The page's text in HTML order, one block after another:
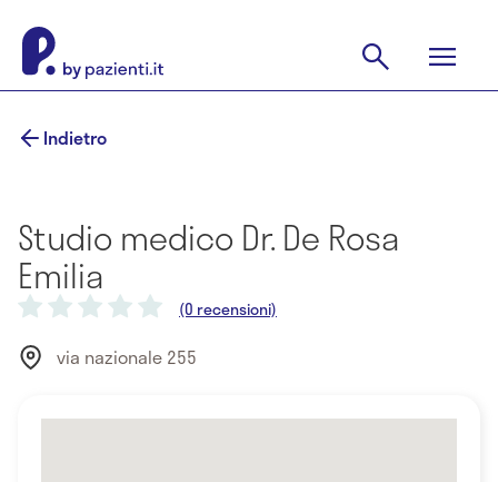
Indietro
Studio medico Dr. De Rosa
Emilia
(0 recensioni)
via nazionale 255